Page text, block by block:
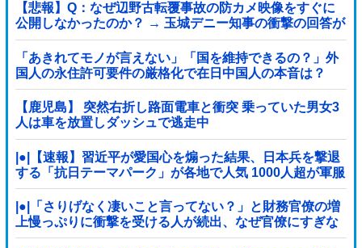
【悲報】Q：なぜ辺野古転覆事故の防カメ映像をすぐに
公開しなかったのか？ → 玉城デニー知事の衝撃の回答が
コチラ → ｗｗｗｗｗｗｗｗｗｗｗｗｗｗｗ
「あきれてモノが言えない」「国を維持できるの？」外
国人の永住許可要件の厳格化で在日中国人の本音は？
【鹿児島】 突然右折し路面電車と衝突 乗っていた男女3
人は車を放置しダッシュで逃走中
|●|【速報】習近平が愛国心を煽った結果、日本兵を撃退
する「抗日テーマパーク」が各地で人気 1000人超が軍服
姿で一斉突撃！
|●|「さりげなく凄いこと言ってない？」と財務官僚の増
上慢っぷりに衝撃を受ける人が続出、なぜ官僚にすぎな
い財務省が……